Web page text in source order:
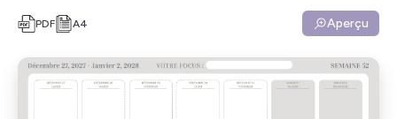
PDF A4 Aperçu